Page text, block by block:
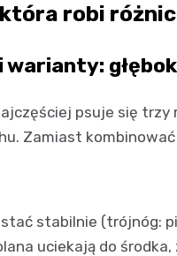
robi
warianty:
psuje się
Zamiast
stabilnie (trójnóg:
uciekają do